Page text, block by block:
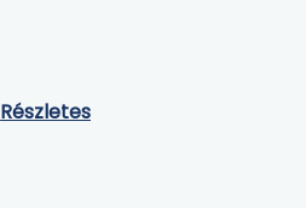
Részletes